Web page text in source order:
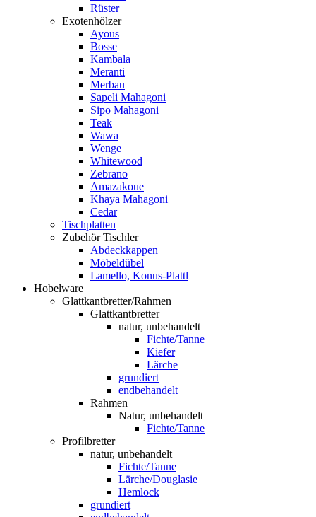
Rüster
Exotenhölzer
Ayous
Bosse
Kambala
Meranti
Merbau
Sapeli Mahagoni
Sipo Mahagoni
Teak
Wawa
Wenge
Whitewood
Zebrano
Amazakoue
Khaya Mahagoni
Cedar
Tischplatten
Zubehör Tischler
Abdeckkappen
Möbeldübel
Lamello, Konus-Plattl
Hobelware
Glattkantbretter/Rahmen
Glattkantbretter
natur, unbehandelt
Fichte/Tanne
Kiefer
Lärche
grundiert
endbehandelt
Rahmen
Natur, unbehandelt
Fichte/Tanne
Profilbretter
natur, unbehandelt
Fichte/Tanne
Lärche/Douglasie
Hemlock
grundiert